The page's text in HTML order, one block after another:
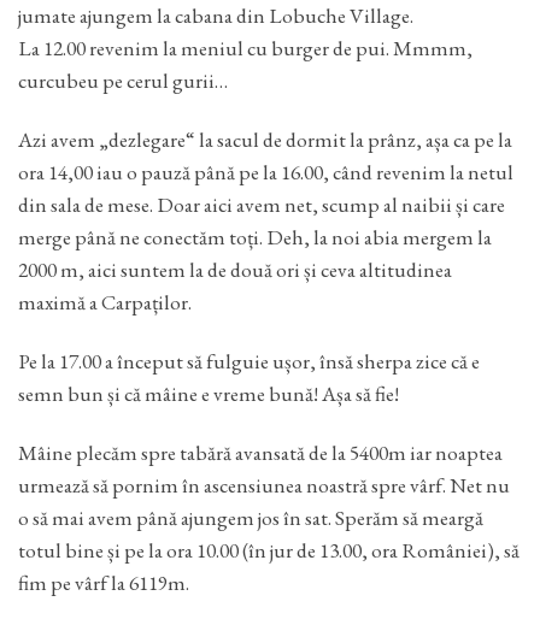
jumate ajungem la cabana din Lobuche Village.
La 12.00 revenim la meniul cu burger de pui. Mmmm,
curcubeu pe cerul gurii…
Azi avem „dezlegare“ la sacul de dormit la prânz, așa ca pe la
ora 14,00 iau o pauză până pe la 16.00, când revenim la netul
din sala de mese. Doar aici avem net, scump al naibii și care
merge până ne conectăm toți. Deh, la noi abia mergem la
2000 m, aici suntem la de două ori și ceva altitudinea
maximă a Carpaților.
Pe la 17.00 a început să fulguie ușor, însă sherpa zice că e
semn bun și că mâine e vreme bună! Așa să fie!
Mâine plecăm spre tabără avansată de la 5400m iar noaptea
urmează să pornim în ascensiunea noastră spre vârf. Net nu
o să mai avem până ajungem jos în sat. Sperăm să meargă
totul bine și pe la ora 10.00 (în jur de 13.00, ora României), să
fim pe vârf la 6119m.